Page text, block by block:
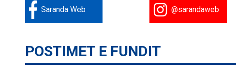
Saranda Web @sarandaweb
POSTIMET E FUNDIT